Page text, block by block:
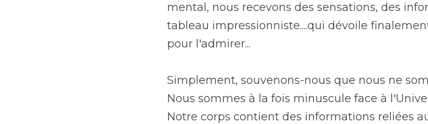
mental, nous recevons des sensations, des
tableau impressionniste....qui dévoile
pour l'admirer...
Simplement, souvenons-nous que nous ne
Nous sommes à la fois minuscule face à
Notre corps contient des informations reliées